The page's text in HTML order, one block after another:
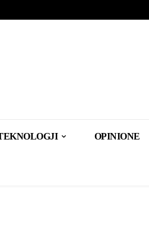
OPINIONE